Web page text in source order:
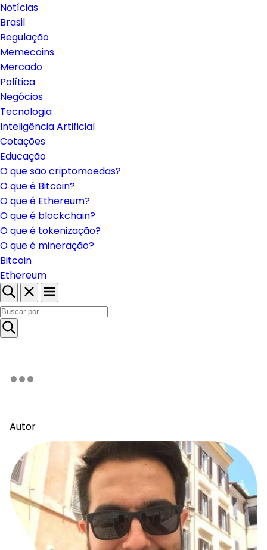
Notícias
Brasil
Regulação
Memecoins
Mercado
Política
Negócios
Tecnologia
Inteligência Artificial
Cotações
Educação
O que são criptomoedas?
O que é Bitcoin?
O que é Ethereum?
O que é blockchain?
O que é tokenização?
O que é mineração?
Bitcoin
Ethereum
Autor